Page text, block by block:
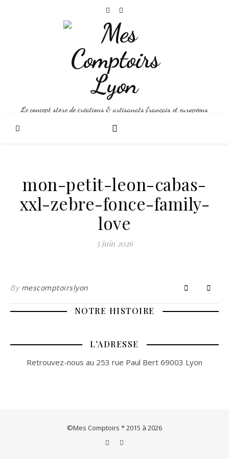
Le concept store de créations & artisanats français et européens
mon-petit-leon-cabas-
xxl-zebre-fonce-family-
love
5 juin 2026
By mescomptoirslyon
NOTRE HISTOIRE
L’ADRESSE
Retrouvez-nous au 253 rue Paul Bert 69003 Lyon
©Mes Comptoirs * 2015 à 2026